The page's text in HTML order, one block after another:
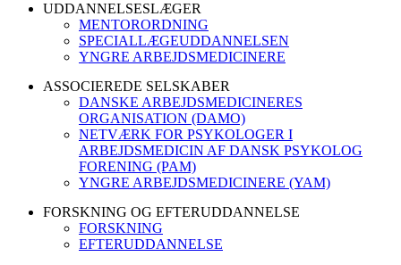
UDDANNELSESLÆGER
MENTORORDNING
SPECIALLÆGEUDDANNELSEN
YNGRE ARBEJDSMEDICINERE
ASSOCIEREDE SELSKABER
DANSKE ARBEJDSMEDICINERES
ORGANISATION (DAMO)
NETVÆRK FOR PSYKOLOGER I
ARBEJDSMEDICIN AF DANSK PSYKOLOG
FORENING (PAM)
YNGRE ARBEJDSMEDICINERE (YAM)
FORSKNING OG EFTERUDDANNELSE
FORSKNING
EFTERUDDANNELSE